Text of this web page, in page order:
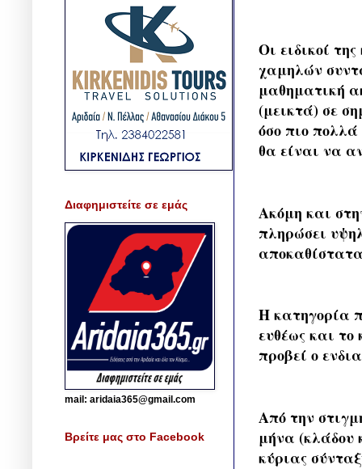
Οι ειδικοί
χαμηλών
μαθηματική
(μεικτά) σε
όσο πιο
θα είναι να
Ακόμη και
πληρώσει
Η κατηγορία
ευθέως και
προβεί ο
Από την
μήνα (κλάδου
κύριας
Διαφημιστείτε σε εμάς
mail: aridaia365@gmail.com
Βρείτε μας στο Facebook